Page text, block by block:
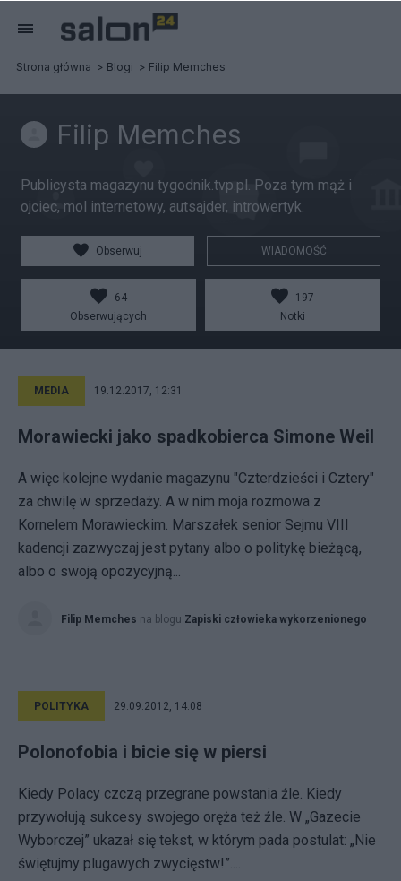
Strona główna Blogi Filip Memches
Filip Memches
Publicysta magazynu tygodnik.tvp.pl. Poza tym mąż i
ojciec, mol internetowy, autsajder, introwertyk.
Obserwuj WIADOMOŚĆ
64
Obserwujących
197
Notki
MEDIA 19.12.2017, 12:31
Morawiecki jako spadkobierca Simone Weil
A więc kolejne wydanie magazynu "Czterdzieści i Cztery"
za chwilę w sprzedaży. A w nim moja rozmowa z
Kornelem Morawieckim. Marszałek senior Sejmu VIII
kadencji zazwyczaj jest pytany albo o politykę bieżącą,
albo o swoją opozycyjną...
Filip Memches na blogu Zapiski człowieka wykorzenionego
POLITYKA 29.09.2012, 14:08
Polonofobia i bicie się w piersi
Kiedy Polacy czczą przegrane powstania źle. Kiedy
przywołują sukcesy swojego oręża też źle. W „Gazecie
Wyborczej” ukazał się tekst, w którym pada postulat: „Nie
świętujmy plugawych zwycięstw!”....